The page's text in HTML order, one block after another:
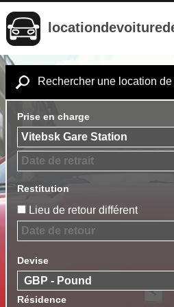
Rechercher une location
Prise en charge
Restitution
Lieu de retour différent
Devise
Résidence